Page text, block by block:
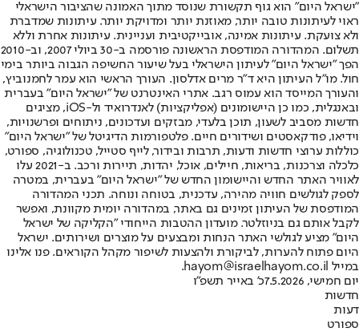
"ישראל היום" הוא גוף תקשורת שנוסד מתוך האמונה שהציבור הישראלי
ראוי לעיתונות טובה יותר, מאוזנת יותר ומדויקת יותר. עיתונות שמדברת
ולא צועקת. עיתונות אמינה, אובייקטיבית ועניינית. עיתונות אחרת וללא
תשלום. המהדורה המודפסת הראשונה פורסמה ב-30 ביולי 2007, וב-2010
הפך "ישראל היום" לעיתון הישראלי בעל שיעור החשיפה הגבוה ביותר בימי
חול. מו"ל העיתון היא ד"ר מרים אדלסון. העורך הראשי הוא עמר לחמנוביץ,
והעורך המייסד הוא עמוס רגב. אתרי האינטרנט של "ישראל היום" בעברית
ובאנגלית, כמו כן היישומונים (אפליקציות) לאנדרואיד ול-iOS, מציגים
חדשות מסביב לשעון, תוכן בלעדי, מבזקים ועדכונים, ניתוחים ופרשנויות,
וידיאו, פודקאסטים ושידורים חיים. פלטפורמות הדיגיטל של "ישראל היום"
כוללות ערוצי חדשות ודעות, תרבות ובידור, לייף סטייל, טכנולוגיה, ספורט,
כלכלה וצרכנות, בריאות, חיילים, אוכל, יהדות, תיירות ורכב. ב-2021 עלו
לאוויר האתר החדש והיישומון החדש של "ישראל היום" בעברית, במטרה
לספק לגולשים חוויה מהירה, עדכנית, בטוחה ונוחה. תכני המהדורה
המודפסת של העיתון זמינים גם באתר, במהדורה יומית מקוונת, ואפשר
לקבל אותם גם בניוזלטר. מועדון ההטבות הייחודי "הקליקה של ישראל
היום" מציע לגולשי האתר הנחות ומבצעים על מוצרים ושירותים. ישראל
היום פתוח להערות, לביקורת ולהצעות לשיפור מקהל הקוראים. פנו אלינו
במייל hayom@israelhayom.co.il.
יום חמישי, 7.5.2026
כ' באייר תשפ"ו
חדשות
דעות
ספורט